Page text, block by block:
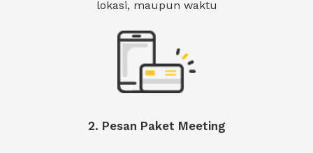
lokasi, maupun waktu
2. Pesan Paket Meeting